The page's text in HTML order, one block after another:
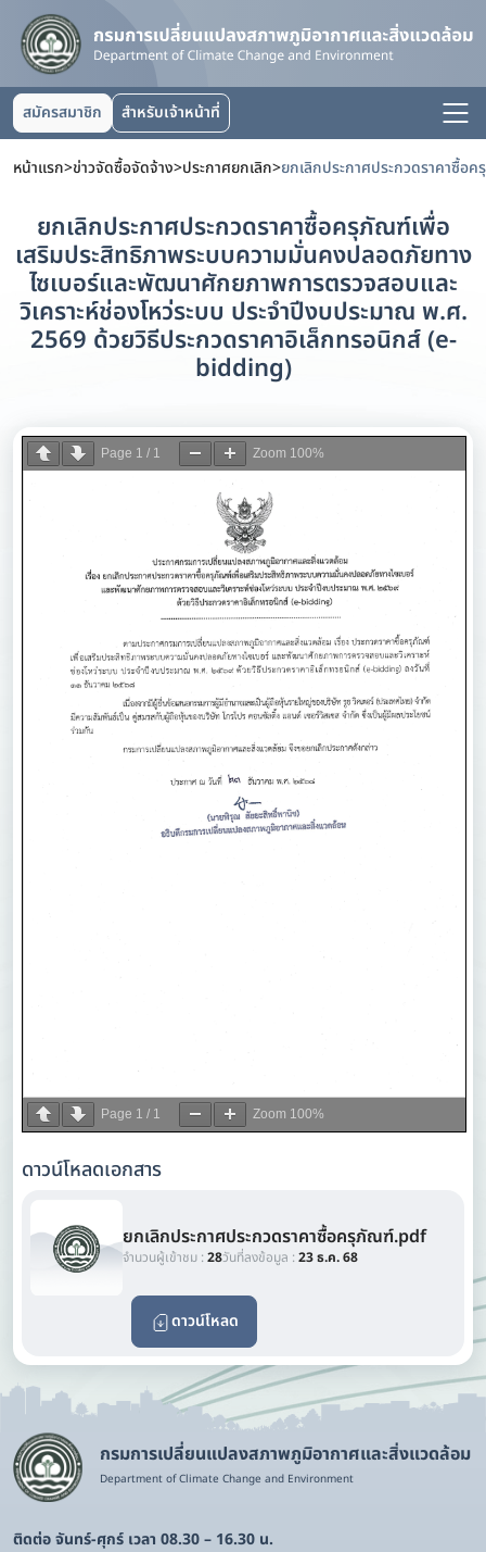
สมัครสมาชิก สำหรับเจ้าหน้าที่
หน้าแรก>ข่าวจัดซื้อจัดจ้าง>ประกาศยกเลิก>
ยกเลิกประกาศประกวดราคาซื้อครุภัณฑ์เพื่อ
เสริมประสิทธิภาพระบบความมั่นคงปลอดภัยทาง
ไซเบอร์และพัฒนาศักยภาพการตรวจสอบและ
วิเคราะห์ช่องโหว่ระบบ ประจำปีงบประมาณ พ.ศ.
2569 ด้วยวิธีประกวดราคาอิเล็กทรอนิกส์ (e-
bidding)
Page 1 / 1 Zoom 100%
Page 1 / 1 Zoom 100%
ดาวน์โหลดเอกสาร
ยกเลิกประกาศประกวดราคาซื้อครุภัณฑ์.pdf
จำนวนผู้เข้าชม :28วันที่ลงข้อมูล :23 ธ.ค. 68
ดาวน์โหลด
กรมการเปลี่ยนแปลงสภาพภูมิอากาศและสิ่งแวดล้อม
Department of Climate Change and Environment
ติดต่อ จันทร์-ศุกร์ เวลา 08.30 – 16.30 น.